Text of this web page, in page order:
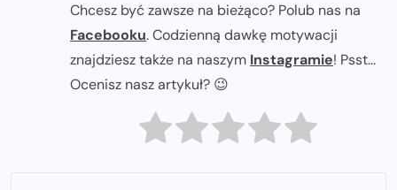
Chcesz być zawsze na bieżąco? Polub nas na
Facebooku. Codzienną dawkę motywacji
znajdziesz także na naszym Instagramie! Psst...
Ocenisz nasz artykuł? 😉